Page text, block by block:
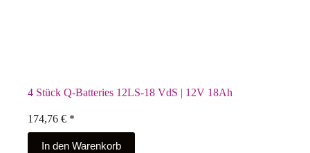
4 Stück Q-Batteries 12LS-18 VdS | 12V 18Ah
174,76 € *
In den Warenkorb